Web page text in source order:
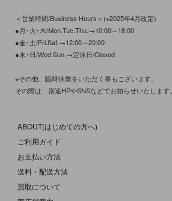
＜営業時間/Business Hours＞(※2025年4月改定)
●月･火･木/Mon.Tue.Thu.→10:00～18:00
●金･土/Fri.Sat.→12:00～20:00
●水･日/Wed.Sun.→定休日/Closed
※その他、臨時休業をいただく事もございます。
その際は、別途HPやSNSなどでお知らせいたします。
ABOUT(はじめての方へ)
ご利用ガイド
お支払い方法
送料・配送方法
買取について